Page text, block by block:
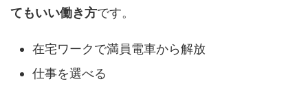
てもいい働き方です。
在宅ワークで満員電車から解放
仕事を選べる